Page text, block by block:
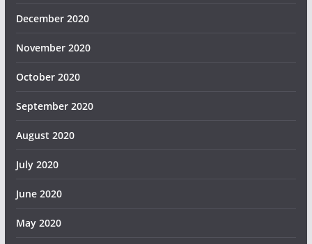
December 2020
November 2020
October 2020
September 2020
August 2020
July 2020
June 2020
May 2020